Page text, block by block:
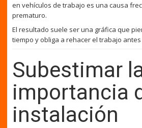
en vehículos de trabajo es una causa
prematuro.
El resultado suele ser una gráfica que
tiempo y obliga a rehacer el trabajo
Subestimar
importancia
instalación